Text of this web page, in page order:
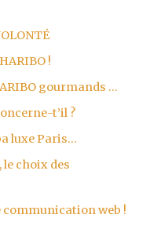
!
gourmands …
t’il ?
luxe Paris…
le choix des
communication web !